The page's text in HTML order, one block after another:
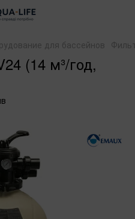
для бассейнов
(14 м³/год,